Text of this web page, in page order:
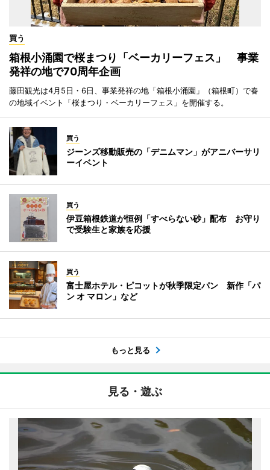
買う
箱根小涌園で桜まつり「ベーカリーフェス」 事業
発祥の地で70周年企画
藤田観光は4月5日・6日、事業発祥の地「箱根小涌園」（箱根町）で春
の地域イベント「桜まつり・ベーカリーフェス」を開催する。
買う
ジーンズ移動販売の「デニムマン」がアニバーサリ
ーイベント
買う
伊豆箱根鉄道が恒例「すべらない砂」配布 お守り
で受験生と家族を応援
買う
富士屋ホテル・ピコットが秋季限定パン 新作「パ
ン オ マロン」など
もっと見る
見る・遊ぶ